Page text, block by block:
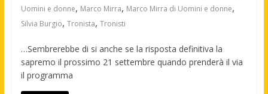
Uomini e donne, Marco Mirra, Marco Mirra di Uomini e donne,
Silvia Burgio, Tronista, Tronisti
…Sembrerebbe di si anche se la risposta definitiva la
sapremo il prossimo 21 settembre quando prenderà il via
il programma